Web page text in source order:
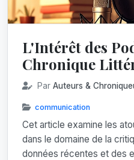
L'Intérêt des
Chronique
Par Auteurs &
communication
Cet article examine les
dans le domaine de la
données récentes et des